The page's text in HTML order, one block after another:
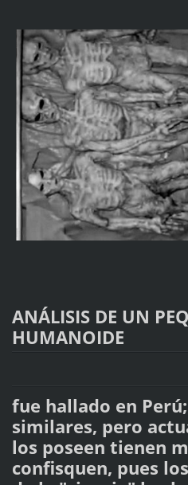
ANÁLISIS DE UN
HUMANOIDE
fue hallado en
similares, pero
los poseen tienen
confisquen, pues